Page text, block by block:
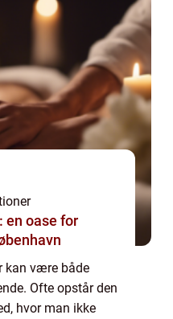
en oase for
kan være både
Ofte opstår den
hvor man ikke